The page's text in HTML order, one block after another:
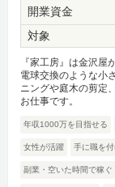
開業資金
対象
『家工房』は金沢屋
電球交換のような小
ニングや庭木の剪定
お仕事です。
年収1000万を目指せる
女性が活躍 手に職を付
副業・空いた時間で稼ぐ